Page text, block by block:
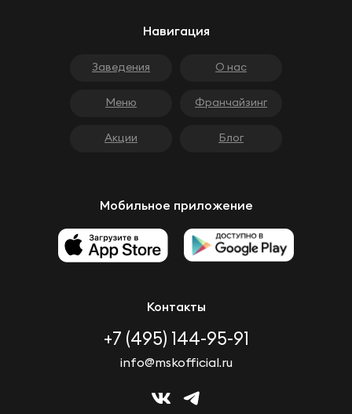
Навигация
Заведения О нас
Меню Франчайзинг
Акции Блог
Мобильное приложение
Контакты
+7 (495) 144-95-91
info@mskofficial.ru